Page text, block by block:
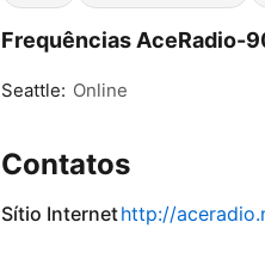
Frequências AceRadio-
Seattle: Online
Contatos
Sítio Internethttp://